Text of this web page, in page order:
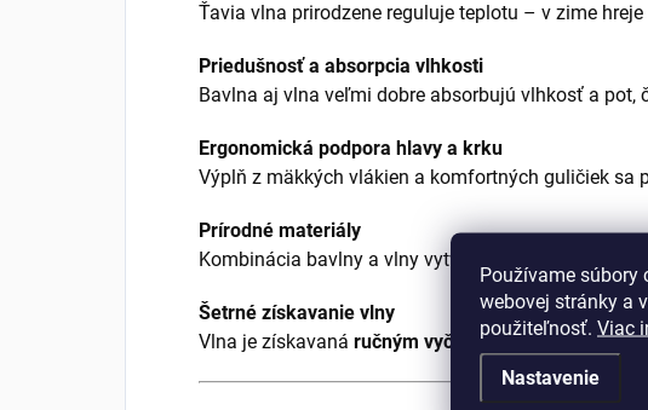
Používame súbory
webovej stránky a
použiteľnosť. Viac
Nastavenie
Ťavia vlna prirodzene reguluje teplotu – v zime
Priedušnosť a absorpcia vlhkosti
Bavlna aj vlna veľmi dobre absorbujú vlhkosť a
Ergonomická podpora hlavy a krku
Výplň z mäkkých vlákien a komfortných guličiek sa
Prírodné materiály
Kombinácia bavlny a vlny vytvára ekologický a
Šetrné získavanie vlny
Vlna je získavaná ručným vyčesávaním, ktoré je